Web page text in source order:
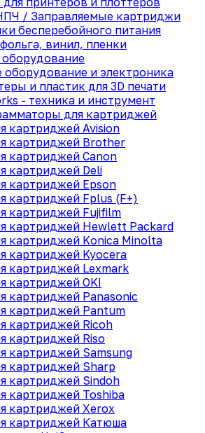
/ Заправляемые картриджи
бесперебойного питания
винил, пленки
оборудование
оборудование и электроника
и пластик для 3D печати
- техника и инструмент
для картриджей
картриджей Avision
картриджей Brother
картриджей Canon
картриджей Deli
картриджей Epson
картриджей Fplus (F+)
картриджей Fujifilm
картриджей Hewlett Packard
картриджей Konica Minolta
картриджей Kyocera
картриджей Lexmark
картриджей OKI
картриджей Panasonic
картриджей Pantum
картриджей Ricoh
картриджей Riso
картриджей Samsung
картриджей Sharp
картриджей Sindoh
картриджей Toshiba
картриджей Xerox
картриджей Катюша